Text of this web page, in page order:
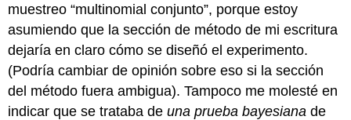
muestreo “multinomial conjunto”, porque estoy
asumiendo que la sección de método de mi escritura
dejaría en claro cómo se diseñó el experimento.
(Podría cambiar de opinión sobre eso si la sección
del método fuera ambigua). Tampoco me molesté en
indicar que se trataba deuna prueba bayesiana de